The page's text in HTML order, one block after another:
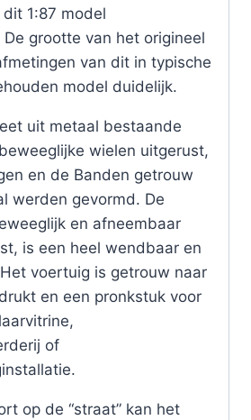
1:87 model
grootte van het origineel
van dit in typische
model duidelijk.
uit metaal bestaande
wielen uitgerust,
en de Banden getrouw
werden gevormd. De
en afneembaar
is een heel wendbaar en
voertuig is getrouw naar
en een pronkstuk voor
of
op de “straat” kan het